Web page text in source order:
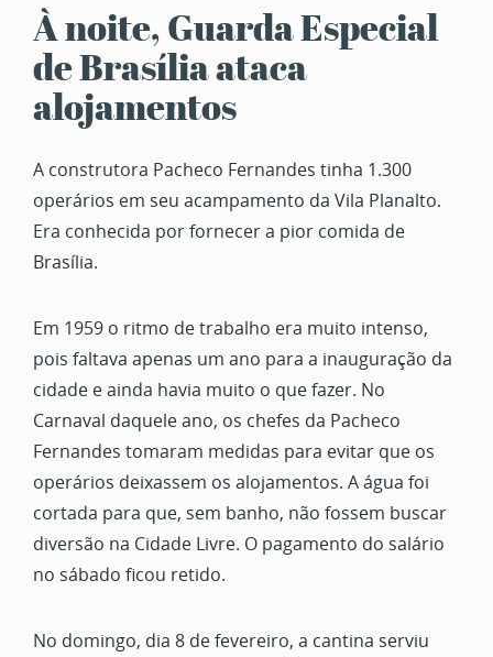
À noite, Guarda Especial
de Brasília ataca
alojamentos
A construtora Pacheco Fernandes tinha 1.300
operários em seu acampamento da Vila Planalto.
Era conhecida por fornecer a pior comida de
Brasília.
Em 1959 o ritmo de trabalho era muito intenso,
pois faltava apenas um ano para a inauguração da
cidade e ainda havia muito o que fazer. No
Carnaval daquele ano, os chefes da Pacheco
Fernandes tomaram medidas para evitar que os
operários deixassem os alojamentos. A água foi
cortada para que, sem banho, não fossem buscar
diversão na Cidade Livre. O pagamento do salário
no sábado ficou retido.
No domingo, dia 8 de fevereiro, a cantina serviu